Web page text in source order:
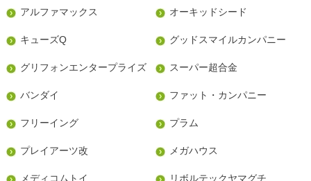
アルファマックス オーキッドシード
キューズQ グッドスマイルカンパニー
グリフォンエンタープライズ スーパー超合金
バンダイ ファット・カンパニー
フリーイング プラム
プレイアーツ改 メガハウス
メディコムトイ リボルテックヤマグチ